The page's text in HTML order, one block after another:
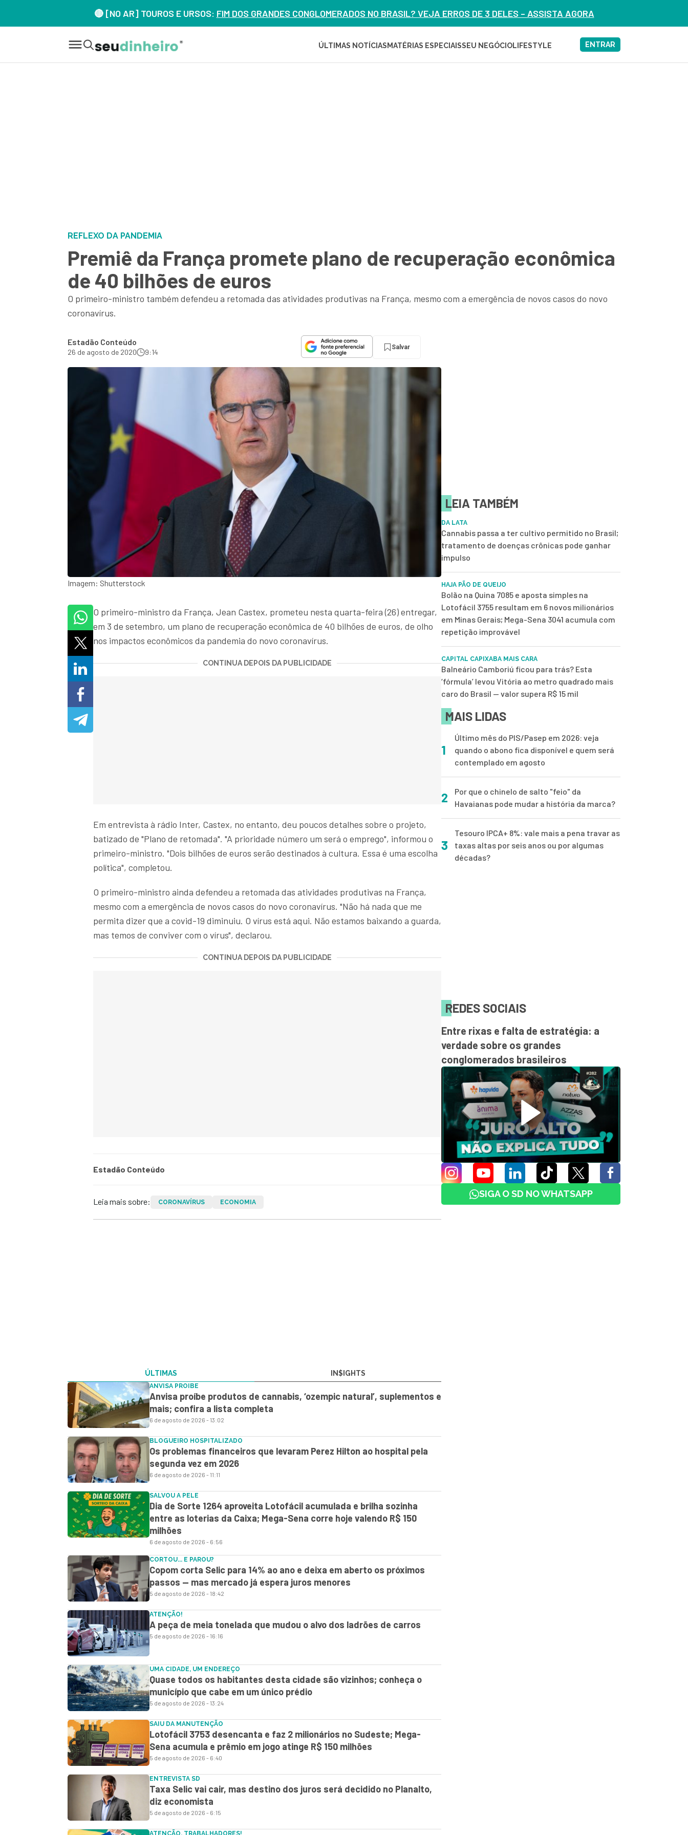
🔴 [NO AR] TOUROS E URSOS: FIM DOS GRANDES CONGLOMERADOS NO BRASIL? VEJA ERROS DE 3 DELES – ASSISTA AGORA
ÚLTIMAS NOTÍCIAS MATÉRIAS ESPECIAISSEU NEGÓCIOLIFESTYLE ENTRAR
REFLEXO DA PANDEMIA
Premiê da França promete plano de recuperação econômica
de 40 bilhões de euros
O primeiro-ministro também defendeu a retomada das atividades produtivas na França, mesmo com a emergência de novos casos do novo
coronavírus.
Estadão Conteúdo
26 de agosto de 2020 9:14
Salvar
Imagem: Shutterstock
O primeiro-ministro da França, Jean Castex, prometeu nesta quarta-feira (26) entregar,
em 3 de setembro, um plano de recuperação econômica de 40 bilhões de euros, de olho
nos impactos econômicos da pandemia do novo coronavírus.
CONTINUA DEPOIS DA PUBLICIDADE
Em entrevista à rádio Inter, Castex, no entanto, deu poucos detalhes sobre o projeto,
batizado de "Plano de retomada". "A prioridade número um será o emprego", informou o
primeiro-ministro. "Dois bilhões de euros serão destinados à cultura. Essa é uma escolha
política", completou.
O primeiro-ministro ainda defendeu a retomada das atividades produtivas na França,
mesmo com a emergência de novos casos do novo coronavírus. "Não há nada que me
permita dizer que a covid-19 diminuiu. O vírus está aqui. Não estamos baixando a guarda,
mas temos de conviver com o vírus", declarou.
CONTINUA DEPOIS DA PUBLICIDADE
Estadão Conteúdo
Leia mais sobre: CORONAVÍRUS ECONOMIA
ÚLTIMAS IN$IGHTS
ANVISA PROIBE
Anvisa proíbe produtos de cannabis, ‘ozempic natural’, suplementos e
mais; confira a lista completa
6 de agosto de 2026 - 13:02
BLOGUEIRO HOSPITALIZADO
Os problemas financeiros que levaram Perez Hilton ao hospital pela
segunda vez em 2026
6 de agosto de 2026 - 11:11
SALVOU A PELE
Dia de Sorte 1264 aproveita Lotofácil acumulada e brilha sozinha
entre as loterias da Caixa; Mega-Sena corre hoje valendo R$ 150
milhões
6 de agosto de 2026 - 6:56
CORTOU... E PAROU?
Copom corta Selic para 14% ao ano e deixa em aberto os próximos
passos — mas mercado já espera juros menores
5 de agosto de 2026 - 18:42
ATENÇÃO!
A peça de meia tonelada que mudou o alvo dos ladrões de carros
5 de agosto de 2026 - 16:16
UMA CIDADE, UM ENDEREÇO
Quase todos os habitantes desta cidade são vizinhos; conheça o
município que cabe em um único prédio
5 de agosto de 2026 - 13:24
SAIU DA MANUTENÇÃO
Lotofácil 3753 desencanta e faz 2 milionários no Sudeste; Mega-
Sena acumula e prêmio em jogo atinge R$ 150 milhões
5 de agosto de 2026 - 6:40
ENTREVISTA SD
Taxa Selic vai cair, mas destino dos juros será decidido no Planalto,
diz economista
5 de agosto de 2026 - 6:15
LEIA TAMBÉM
DA LATA
Cannabis passa a ter cultivo permitido no Brasil;
tratamento de doenças crônicas pode ganhar
impulso
HAJA PÃO DE QUEIJO
Bolão na Quina 7085 e aposta simples na
Lotofácil 3755 resultam em 6 novos milionários
em Minas Gerais; Mega-Sena 3041 acumula com
repetição improvável
CAPITAL CAPIXABA MAIS CARA
Balneário Camboriú ficou para trás? Esta
‘fórmula’ levou Vitória ao metro quadrado mais
caro do Brasil — valor supera R$ 15 mil
MAIS LIDAS
1
Último mês do PIS/Pasep em 2026: veja
quando o abono fica disponível e quem será
contemplado em agosto
2
Por que o chinelo de salto "feio" da
Havaianas pode mudar a história da marca?
3
Tesouro IPCA+ 8%: vale mais a pena travar as
taxas altas por seis anos ou por algumas
décadas?
REDES SOCIAIS
Entre rixas e falta de estratégia: a
verdade sobre os grandes
conglomerados brasileiros
SIGA O SD NO WHATSAPP